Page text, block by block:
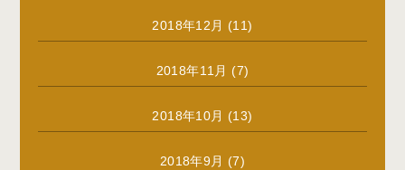
2018年12月 (11)
2018年11月 (7)
2018年10月 (13)
2018年9月 (7)